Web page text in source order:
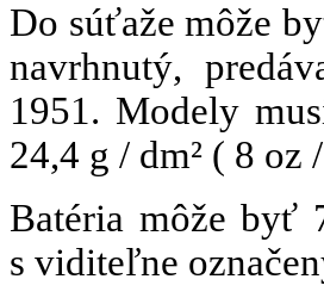
Do súťaže môže
navrhnutý,
1951. Modely
24,4 g / dm² ( 8
Batéria môže byť
s viditeľne